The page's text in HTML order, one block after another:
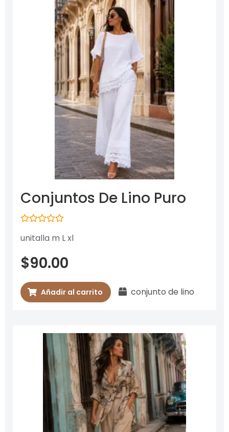
Conjuntos De Lino Puro
con
5
unitalla m L xl
$90.00
Añadir al carrito conjunto de lino